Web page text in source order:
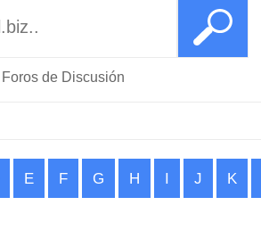
Foros de Discusión
E F G H I J K